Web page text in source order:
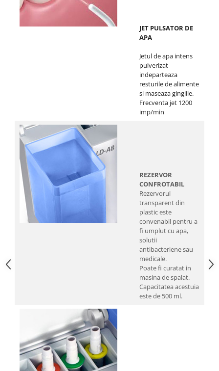
JET PULSATOR DE
APA
Jetul de apa intens
pulverizat
indeparteaza
resturile de alimente
si maseaza gingiile.
Frecventa jet 1200
imp/min
REZERVOR
CONFROTABIL
Rezervorul
transparent din
plastic este
convenabil pentru a
fi umplut cu apa,
solutii
antibacteriene sau
medicale.
Poate fi curatat in
masina de spalat.
Capacitatea acestuia
este de 500 ml.